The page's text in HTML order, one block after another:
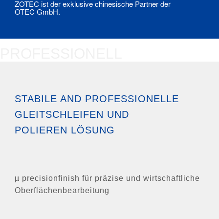
ZOTEC ist der exklusive chinesische Partner der
OTEC GmbH.
STABILE AND PROFESSIONELLE
GLEITSCHLEIFEN UND
POLIEREN LÖSUNG
µ precisionfinish für präzise und wirtschaftliche
Oberflächenbearbeitung